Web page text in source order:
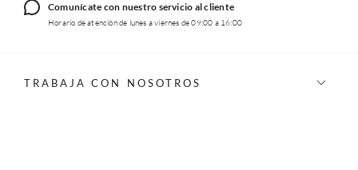
Comunícate con nuestro servicio al cliente
Horario de atención de lunes a viernes de 09:00 a 16:00
TRABAJA CON NOSOTROS